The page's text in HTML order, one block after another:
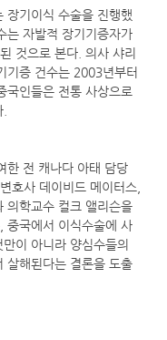
기이식 수술을 진행했
는 자발적 장기기증자가
것으로 본다. 의사 샤리
기증 건수는 2003년부터
인들은 전통 사상으로
한 전 캐나다 아태 담당
호사 데이비드 메이터스,
의학교수 컬크 앨리슨을
중국에서 이식수술에 사
이 아니라 양심수들의
살해된다는 결론을 도출